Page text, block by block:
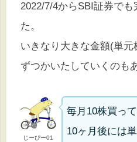
2022/7/4からSBI証券で
た。
いきなり大きな金額(単
ずつかいたしていくのも
じーぴー01
毎月10株買っ
10ヶ月後には